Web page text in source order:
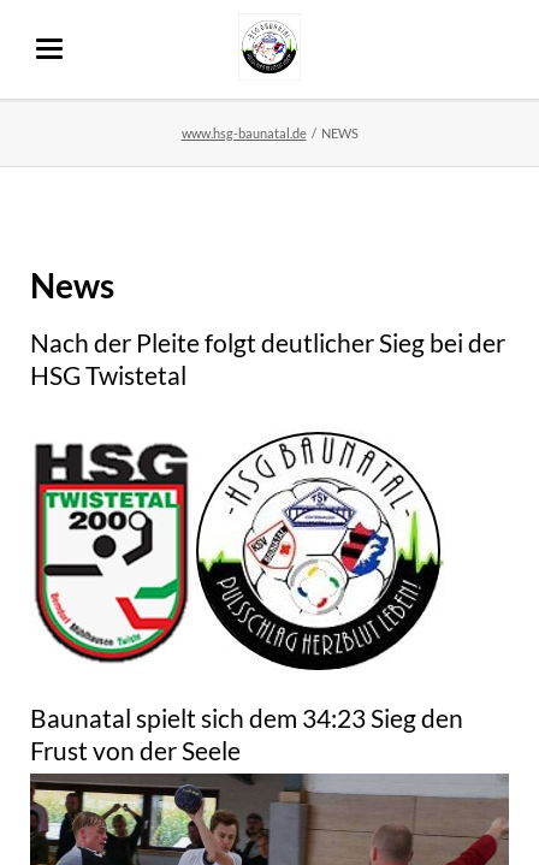
www.hsg-baunatal.de NEWS
News
Nach der Pleite folgt deutlicher Sieg bei der
HSG Twistetal
Baunatal spielt sich dem 34:23 Sieg den
Frust von der Seele